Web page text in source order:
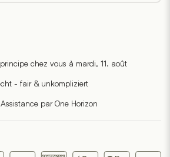
chez vous à mardi, 11. août
- fair & unkompliziert
par One Horizon